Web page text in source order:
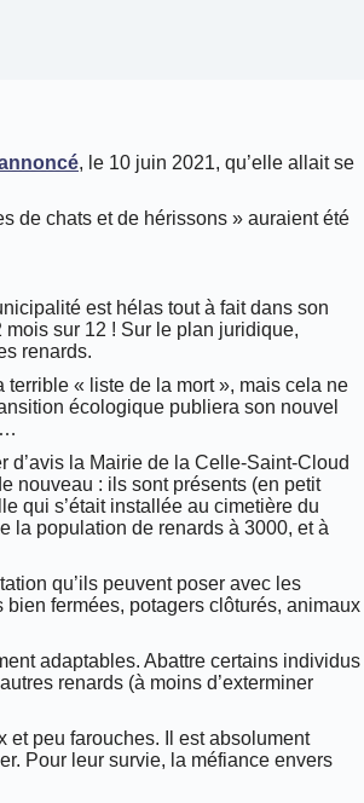
, le 10 juin 2021, qu’elle allait se
de chats et de hérissons » auraient été
est hélas tout à fait dans son
sur 12 ! Sur le plan juridique,
renards.
« liste de la mort », mais cela ne
écologique publiera son nouvel
d’avis la Mairie de la Celle-Saint-Cloud
nouveau : ils sont présents (en petit
qui s’était installée au cimetière du
la population de renards à 3000, et à
qu’ils peuvent poser avec les
fermées, potagers clôturés, animaux
adaptables. Abattre certains individus
renards (à moins d’exterminer
et peu farouches. Il est absolument
Pour leur survie, la méfiance envers